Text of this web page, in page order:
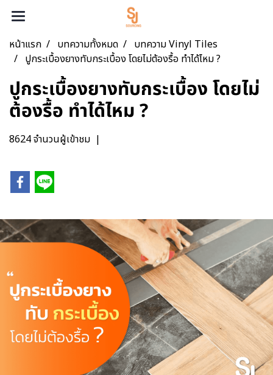
หน้าแรก บทความทั้งหมด
บทความ Vinyl Tiles
ปูกระเบื้องยางทับกระเบื้อง โดยไม่ต้องรื้อ ทำได้ไหม ?
ปูกระเบื้องยางทับกระเบื้อง โดยไม่
ต้องรื้อ ทำได้ไหม ?
8624 จำนวนผู้เข้าชม |